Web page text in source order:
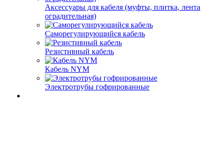
Аксессуары для кабеля (муфты, плитка, лента
оградительная)
Саморегулирующийся кабель
Резистивный кабель
Кабель NYM
Электротрубы гофрированные